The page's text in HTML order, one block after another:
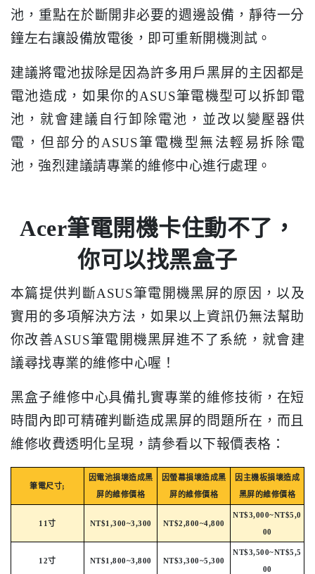
池，重點在於斷開非必要的週邊設備，靜待一分
鐘左右讓設備放電後，即可重新開機測試。
建議將電池拔除是因為許多用戶黑屏的主因都是
電池造成，如果你的ASUS筆電機型可以拆卸電
池，就會建議自行卸除電池，並改以變壓器供
電，但部分的ASUS筆電機型無法輕易拆除電
池，強烈建議請專業的維修中心進行處理。
Acer筆電開機卡住動不了，
你可以找黑盒子
本篇提供判斷ASUS筆電開機黑屏的原因，以及
實用的多項解決方法，如果以上資訊仍無法幫助
你改善ASUS筆電開機黑屏進不了系統，就會建
議尋找專業的維修中心喔！
黑盒子維修中心具備扎實專業的維修技術，在短
時間內即可精確判斷造成黑屏的問題所在，而且
維修收費透明化呈現，請參看以下報價表格：
筆電尺寸;
因電池損壞造成黑
屏的維修價格
因螢幕損壞造成黑
屏的維修價格
因主機板損壞造成
黑屏的維修價格
11寸 NT$1,300~3,300 NT$2,800~4,800
NT$3,000~NT$5,0
00
12寸 NT$1,800~3,800 NT$3,300~5,300
NT$3,500~NT$5,5
00